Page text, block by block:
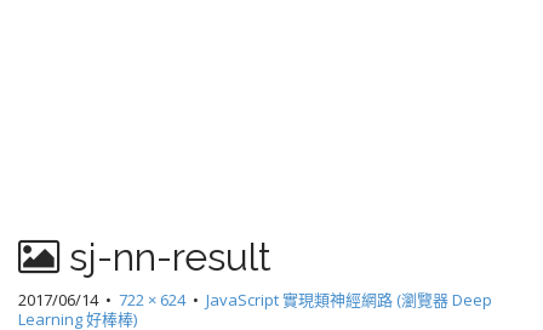
sj-nn-result
2017/06/14• 722 × 624• JavaScript 實現類神經網路 (瀏覽器 Deep
Learning 好棒棒)